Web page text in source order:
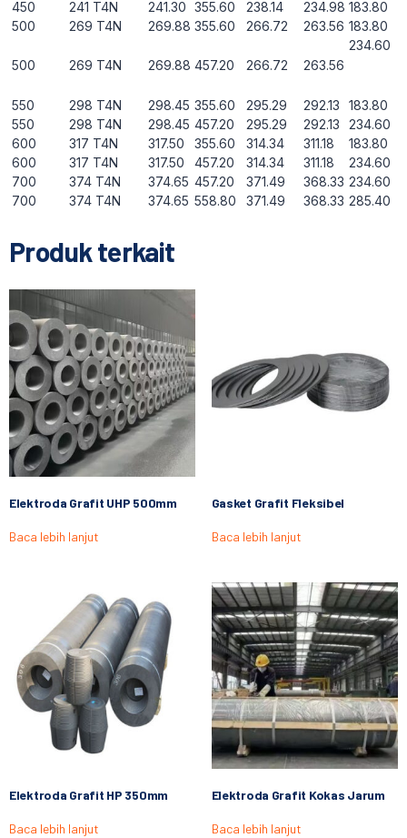
450 241 T4N 241.30 355.60 238.14 234.98 183.80
500
269 T4N 269.88 355.60 266.72 263.56 183.80
500 269 T4N 269.88 457.20 266.72 263.56
234.60
550 298 T4N 298.45 355.60 295.29 292.13
183.80
550
298 T4N 298.45 457.20 295.29 292.13
234.60
600
317 T4N 317.50 355.60 314.34 311.18
183.80
600
317 T4N 317.50 457.20 314.34 311.18
234.60
700
374 T4N 374.65 457.20 371.49 368.33 234.60
700
374 T4N 374.65 558.80 371.49 368.33 285.40
Produk terkait
Elektroda Grafit UHP 500mm
Baca lebih lanjut
Gasket Grafit Fleksibel
Baca lebih lanjut
Elektroda Grafit HP 350mm
Baca lebih lanjut
Elektroda Grafit Kokas Jarum
Baca lebih lanjut